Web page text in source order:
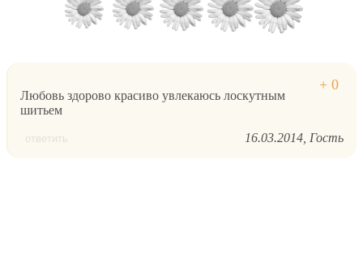
Любовь здорово красиво увлекаюсь лоскутным
шитьем
ответить 16.03.2014 Гость